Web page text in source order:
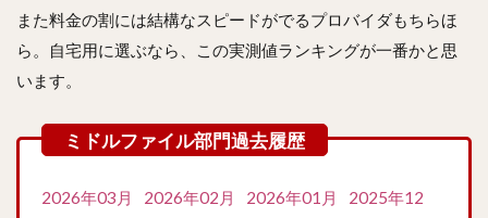
また料金の割には結構なスピードがでるプロバイダもちらほ
ら。自宅用に選ぶなら、この実測値ランキングが一番かと思
います。
2026年03月 2026年02月 2026年01月
2025年12